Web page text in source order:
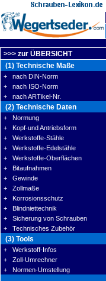
>>> zur ÜBERSICHT
(1) Technische Maße
+ nach DIN-Norm
+ nach ISO-Norm
+ nach ARTikel-Nr.
(2) Technische Daten
+ Normung
+ Kopf-und Antriebsform
+ Werkstoffe-Stähle
+ Werkstoffe-Edelstähle
+ Werkstoffe-Oberflächen
+ Bitaufnahmen
+ Gewinde
+ Zollmaße
+ Korrosionsschutz
+ Blindniettechnik
+ Sicherung von Schrauben
+ Technisches Zubehör
(3) Tools
+ Werkstoff-Infos
+ Zoll-Umrechner
+ Normen-Umstellung